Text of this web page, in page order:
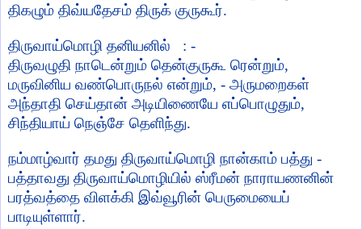
திகழும் திவ்யதேசம் திருக் குருகூர்.
திருவாய்மொழி தனியனில்
: -
திருவழுதி நாடென்றும் தென்குருகூ ரென்றும்,
மருவினிய வண்பொருநல் என்றும், - அருமறைகள்
அந்தாதி செய்தான் அடியிணையே எப்பொழுதும்,
சிந்தியாய் நெஞ்சே தெளிந்து.
நம்மாழ்வார் தமது திருவாய்மொழி நான்காம் பத்து -
பத்தாவது திருவாய்மொழியில் ஸ்ரீமன் நாராயணனின்
பரத்வத்தை விளக்கி இவ்வூரின் பெருமையைப்
பாடியுள்ளார்.